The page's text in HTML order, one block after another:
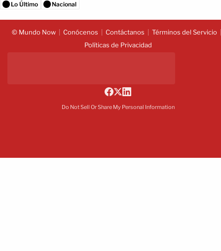
Lo Último Nacional
© Mundo Now Conócenos Contáctanos
Términos del Servicio
Políticas de Privacidad
Do Not Sell Or Share My Personal Information